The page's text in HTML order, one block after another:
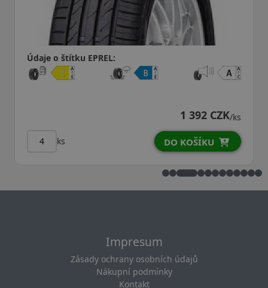
Údaje o štítku EPREL:
1 027 CZK/ks
DO KOŠÍKU
Impresum
Zásady ochrany osobních údajů
Nákupní podmínky
Kontakt